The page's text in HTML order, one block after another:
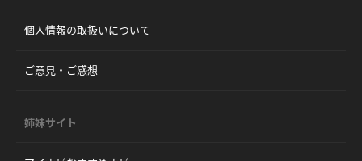
個人情報の取扱いについて
ご意見・ご感想
姉妹サイト